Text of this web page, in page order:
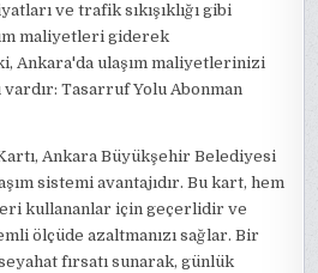
ve trafik sıkışıklığı gibi
maliyetleri giderek
Ankara'da ulaşım maliyetlerinizi
Tasarruf Yolu Abonman
Ankara Büyükşehir Belediyesi
sistemi avantajıdır. Bu kart, hem
kullananlar için geçerlidir ve
ölçüde azaltmanızı sağlar. Bir
fırsatı sunarak, günlük